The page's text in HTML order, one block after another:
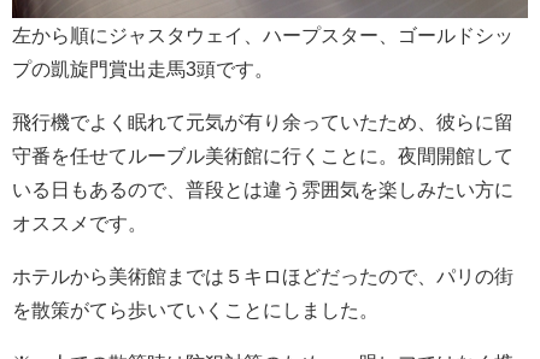
左から順にジャスタウェイ、ハープスター、ゴールドシッ
プの凱旋門賞出走馬3頭です。
飛行機でよく眠れて元気が有り余っていたため、彼らに留
守番を任せてルーブル美術館に行くことに。夜間開館して
いる日もあるので、普段とは違う雰囲気を楽しみたい方に
オススメです。
ホテルから美術館までは５キロほどだったので、パリの街
を散策がてら歩いていくことにしました。